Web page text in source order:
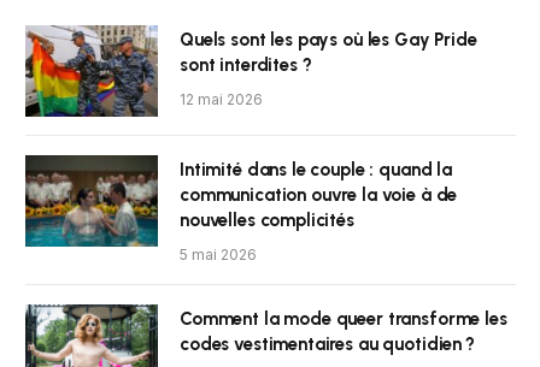
Quels sont les pays où les Gay Pride
sont interdites ?
12 mai 2026
Intimité dans le couple : quand la
communication ouvre la voie à de
nouvelles complicités
5 mai 2026
Comment la mode queer transforme les
codes vestimentaires au quotidien ?